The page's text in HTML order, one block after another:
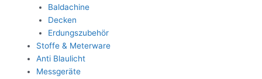
Baldachine
Decken
Erdungszubehör
Stoffe & Meterware
Anti Blaulicht
Messgeräte